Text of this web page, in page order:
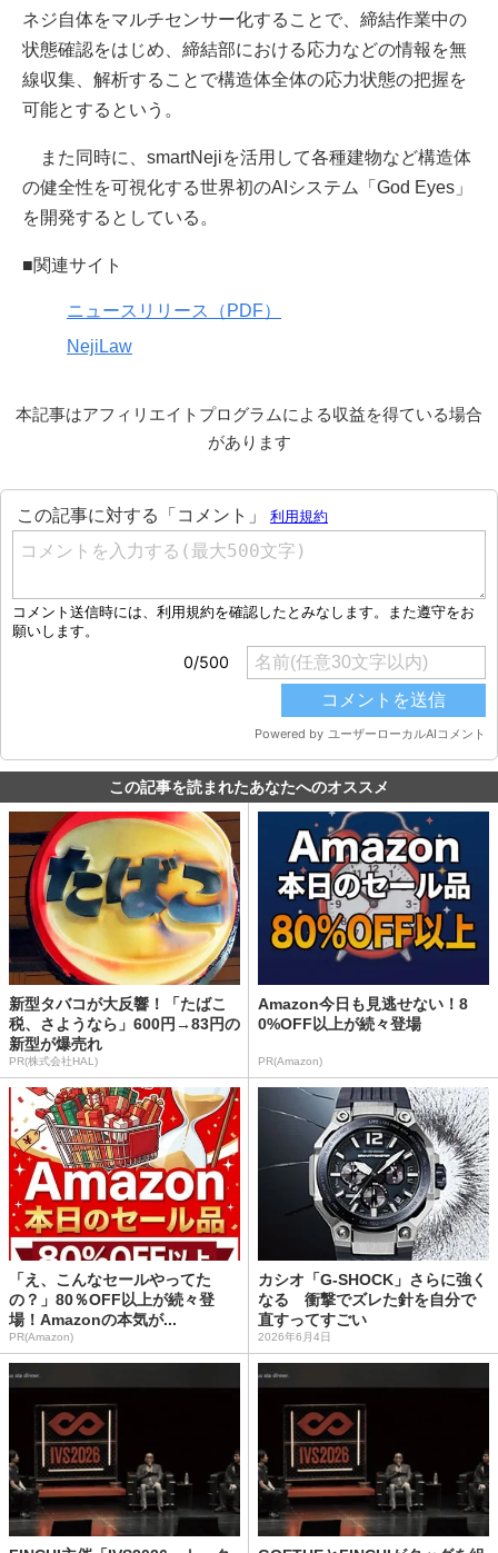
ネジ自体をマルチセンサー化することで、締結作業中の
状態確認をはじめ、締結部における応力などの情報を無
線収集、解析することで構造体全体の応力状態の把握を
可能とするという。
また同時に、smartNejiを活用して各種建物など構造体
の健全性を可視化する世界初のAIシステム「God Eyes」
を開発するとしている。
■関連サイト
ニュースリリース（PDF）
NejiLaw
本記事はアフィリエイトプログラムによる収益を得ている場合
があります
この記事を読まれたあなたへのオススメ
新型タバコが大反響！「たばこ
税、さようなら」600円→83円の
新型が爆売れ
PR(株式会社HAL)
Amazon今日も見逃せない！8
0%OFF以上が続々登場
PR(Amazon)
「え、こんなセールやってた
の？」80％OFF以上が続々登
場！Amazonの本気が...
PR(Amazon)
カシオ「G-SHOCK」さらに強く
なる 衝撃でズレた針を自分で
直すってすごい
2026年6月4日